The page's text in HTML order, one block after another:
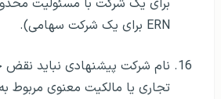
ERN برای یک شرکت سهامی).
نام شرکت پیشنهادی نباید
تجاری یا مالکیت معنوی مربوط به